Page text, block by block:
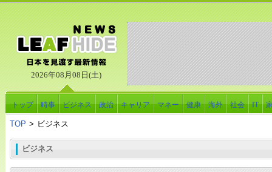
2026年08月08日(土)
トップ 時事 ビジネス 政治 キャリア マネー 健康 海外 社会 IT
TOP > ビジネス
ビジネス